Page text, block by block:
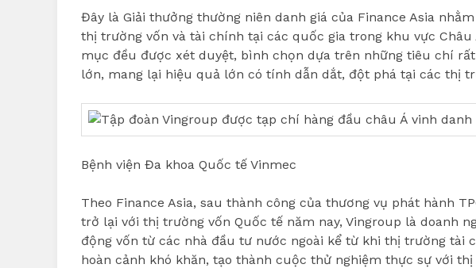
Đây là Giải thưởng thường niên danh giá của Finance Asia
thị trường vốn và tài chính tại các quốc gia trong khu vực Châu
mục đều được xét duyệt, bình chọn dựa trên những tiêu chí
lớn, mang lại hiệu quả lớn có tính dẫn dắt, đột phá tại các thị
Bệnh viện Đa khoa Quốc tế Vinmec
Theo Finance Asia, sau thành công của thương vụ phát hành
trở lại với thị trường vốn Quốc tế năm nay, Vingroup là doanh
động vốn từ các nhà đầu tư nước ngoài kể từ khi thị trường tài
hoàn cảnh khó khăn, tạo thành cuộc thử nghiệm thực sự với